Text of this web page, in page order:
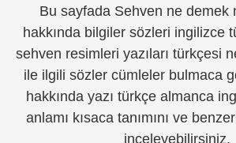
Bu sayfada Sehven ne demek
hakkında bilgiler sözleri ingilizce
sehven resimleri yazıları türkçesi
ile ilgili sözler cümleler bulmaca
hakkında yazı türkçe almanca
anlamı kısaca tanımını ve
inceleyebilirsiniz.